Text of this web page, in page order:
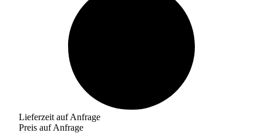
Lieferzeit auf Anfrage
Preis auf Anfrage